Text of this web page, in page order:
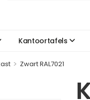
Kantoortafels
> Zwart RAL7021